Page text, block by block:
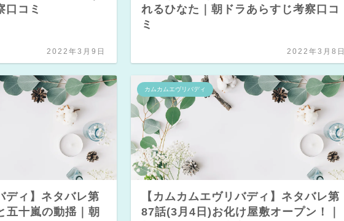
口コミ
2022年3月9日
れるひなた｜朝ドラあらすじ考察口コ
ミ
2022年3月8日
ディ】ネタバレ第
五十嵐の動揺｜朝
カムカムエヴリバディ
【カムカムエヴリバディ】ネタバレ第
87話(3月4日)お化け屋敷オープン！｜